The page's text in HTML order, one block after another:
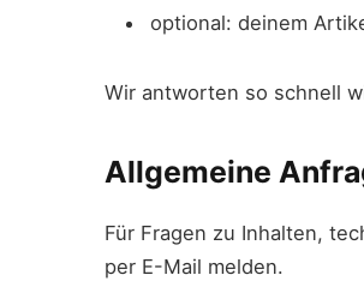
optional: deinem
Wir antworten so schnell
Allgemeine
Für Fragen zu Inhalten,
per E-Mail melden.